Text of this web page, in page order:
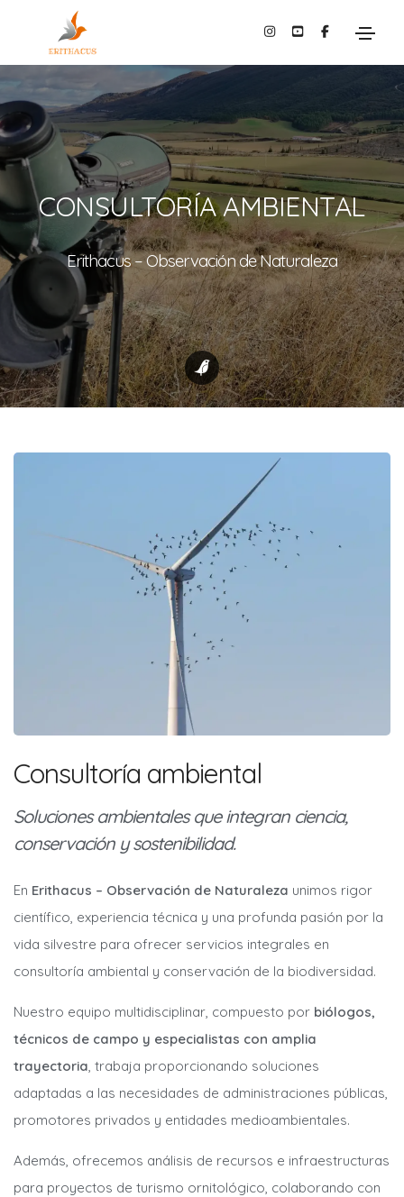
MediaMediaMedia
CONSULTORÍA AMBIENTAL
Erithacus – Observación de Naturaleza
Consultoría ambiental
Soluciones ambientales que integran ciencia,
conservación y sostenibilidad.
En Erithacus – Observación de Naturaleza unimos rigor
científico, experiencia técnica y una profunda pasión por la
vida silvestre para ofrecer servicios integrales en
consultoría ambiental y conservación de la biodiversidad.
Nuestro equipo multidisciplinar, compuesto por biólogos,
técnicos de campo y especialistas con amplia
trayectoria, trabaja proporcionando soluciones
adaptadas a las necesidades de administraciones públicas,
promotores privados y entidades medioambientales.
Además, ofrecemos análisis de recursos e infraestructuras
para proyectos de turismo ornitológico, colaborando con